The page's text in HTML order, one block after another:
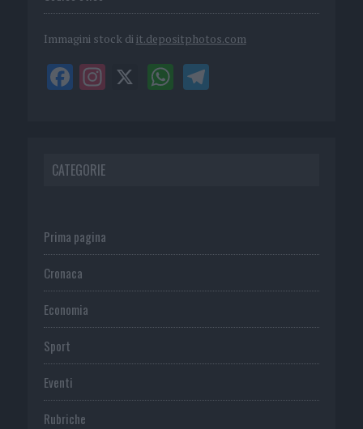
Immagini stock di it.depositphotos.com
CATEGORIE
Prima pagina
Cronaca
Economia
Sport
Eventi
Rubriche